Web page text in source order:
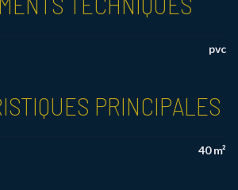
pvc
PRINCIPALES
40 m²